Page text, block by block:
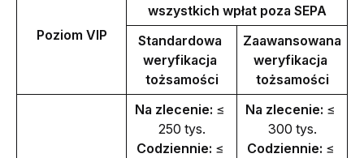
Poziom VIP
wszystkich wpłat poza SEPA
Standardowa
weryfikacja
tożsamości
Zaawansowana
weryfikacja
tożsamości
Na zlecenie: ≤
250 tys.
Codziennie: ≤
Na zlecenie: ≤
300 tys.
Codziennie: ≤